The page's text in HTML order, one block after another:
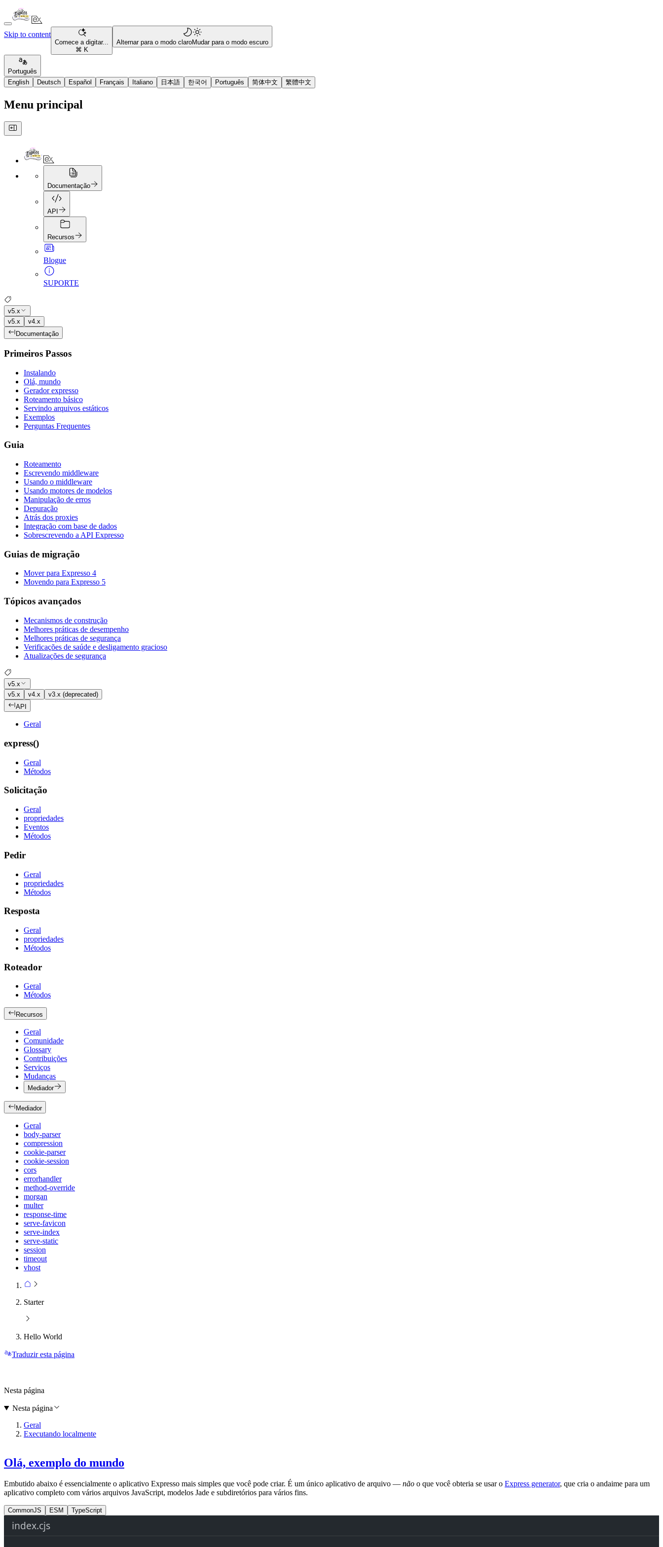
Skip to content
Comece a digitar...
⌘ K
Alternar para o modo claroMudar para o modo escuro
Português
English
Deutsch Español Français Italiano 日本語 한국어 Português 简体中文 繁體中文
Menu principal
Documentação
API
Recursos
Blogue
SUPORTE
v5.x
v5.x
v4.x
Documentação
Primeiros Passos
Instalando
Olá, mundo
Gerador expresso
Roteamento básico
Servindo arquivos estáticos
Exemplos
Perguntas Frequentes
Guia
Roteamento
Escrevendo middleware
Usando o middleware
Usando motores de modelos
Manipulação de erros
Depuração
Atrás dos proxies
Integração com base de dados
Sobrescrevendo a API Expresso
Guias de migração
Mover para Expresso 4
Movendo para Expresso 5
Tópicos avançados
Mecanismos de construção
Melhores práticas de desempenho
Melhores práticas de segurança
Verificações de saúde e desligamento gracioso
Atualizações de segurança
v5.x
v5.x
v4.x
v3.x (deprecated)
API
Geral
express()
Geral
Métodos
Solicitação
Geral
propriedades
Eventos
Métodos
Pedir
Geral
propriedades
Métodos
Resposta
Geral
propriedades
Métodos
Roteador
Geral
Métodos
Recursos
Geral
Comunidade
Glossary
Contribuições
Serviços
Mudanças
Mediador
Mediador
Geral
body-parser
compression
cookie-parser
cookie-session
cors
errorhandler
method-override
morgan
multer
response-time
serve-favicon
serve-index
serve-static
session
timeout
vhost
Starter
Hello World
Traduzir esta página
Olá, exemplo do mundo
Embutido abaixo é essencialmente o aplicativo Expresso mais simples que você pode criar. É um único aplicativo de arquivo — não o que você obteria se usar o Express generator, que cria o andaime para um
aplicativo completo com vários arquivos JavaScript, modelos Jade e subdiretórios para vários fins.
CommonJS ESM TypeScript
index.cjs
Nesta página
Nesta página
Geral
Executando localmente